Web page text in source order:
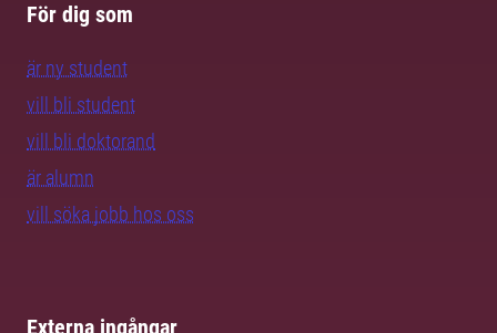
För dig som
är ny student
vill bli student
vill bli doktorand
är alumn
vill söka jobb hos oss
Externa ingångar